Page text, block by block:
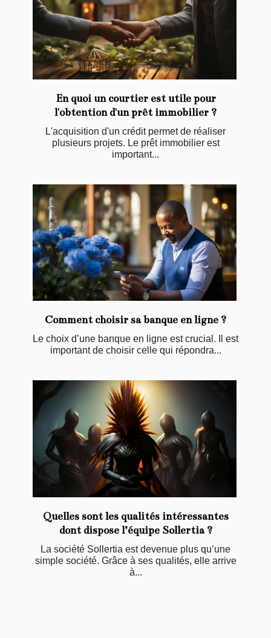
En quoi un courtier est utile pour
l'obtention d'un prêt immobilier ?
L'acquisition d'un crédit permet de réaliser
plusieurs projets. Le prêt immobilier est
important...
Comment choisir sa banque en ligne ?
Le choix d’une banque en ligne est crucial. Il est
important de choisir celle qui répondra...
Quelles sont les qualités intéressantes
dont dispose l’équipe Sollertia ?
La société Sollertia est devenue plus qu’une
simple société. Grâce à ses qualités, elle arrive
à...